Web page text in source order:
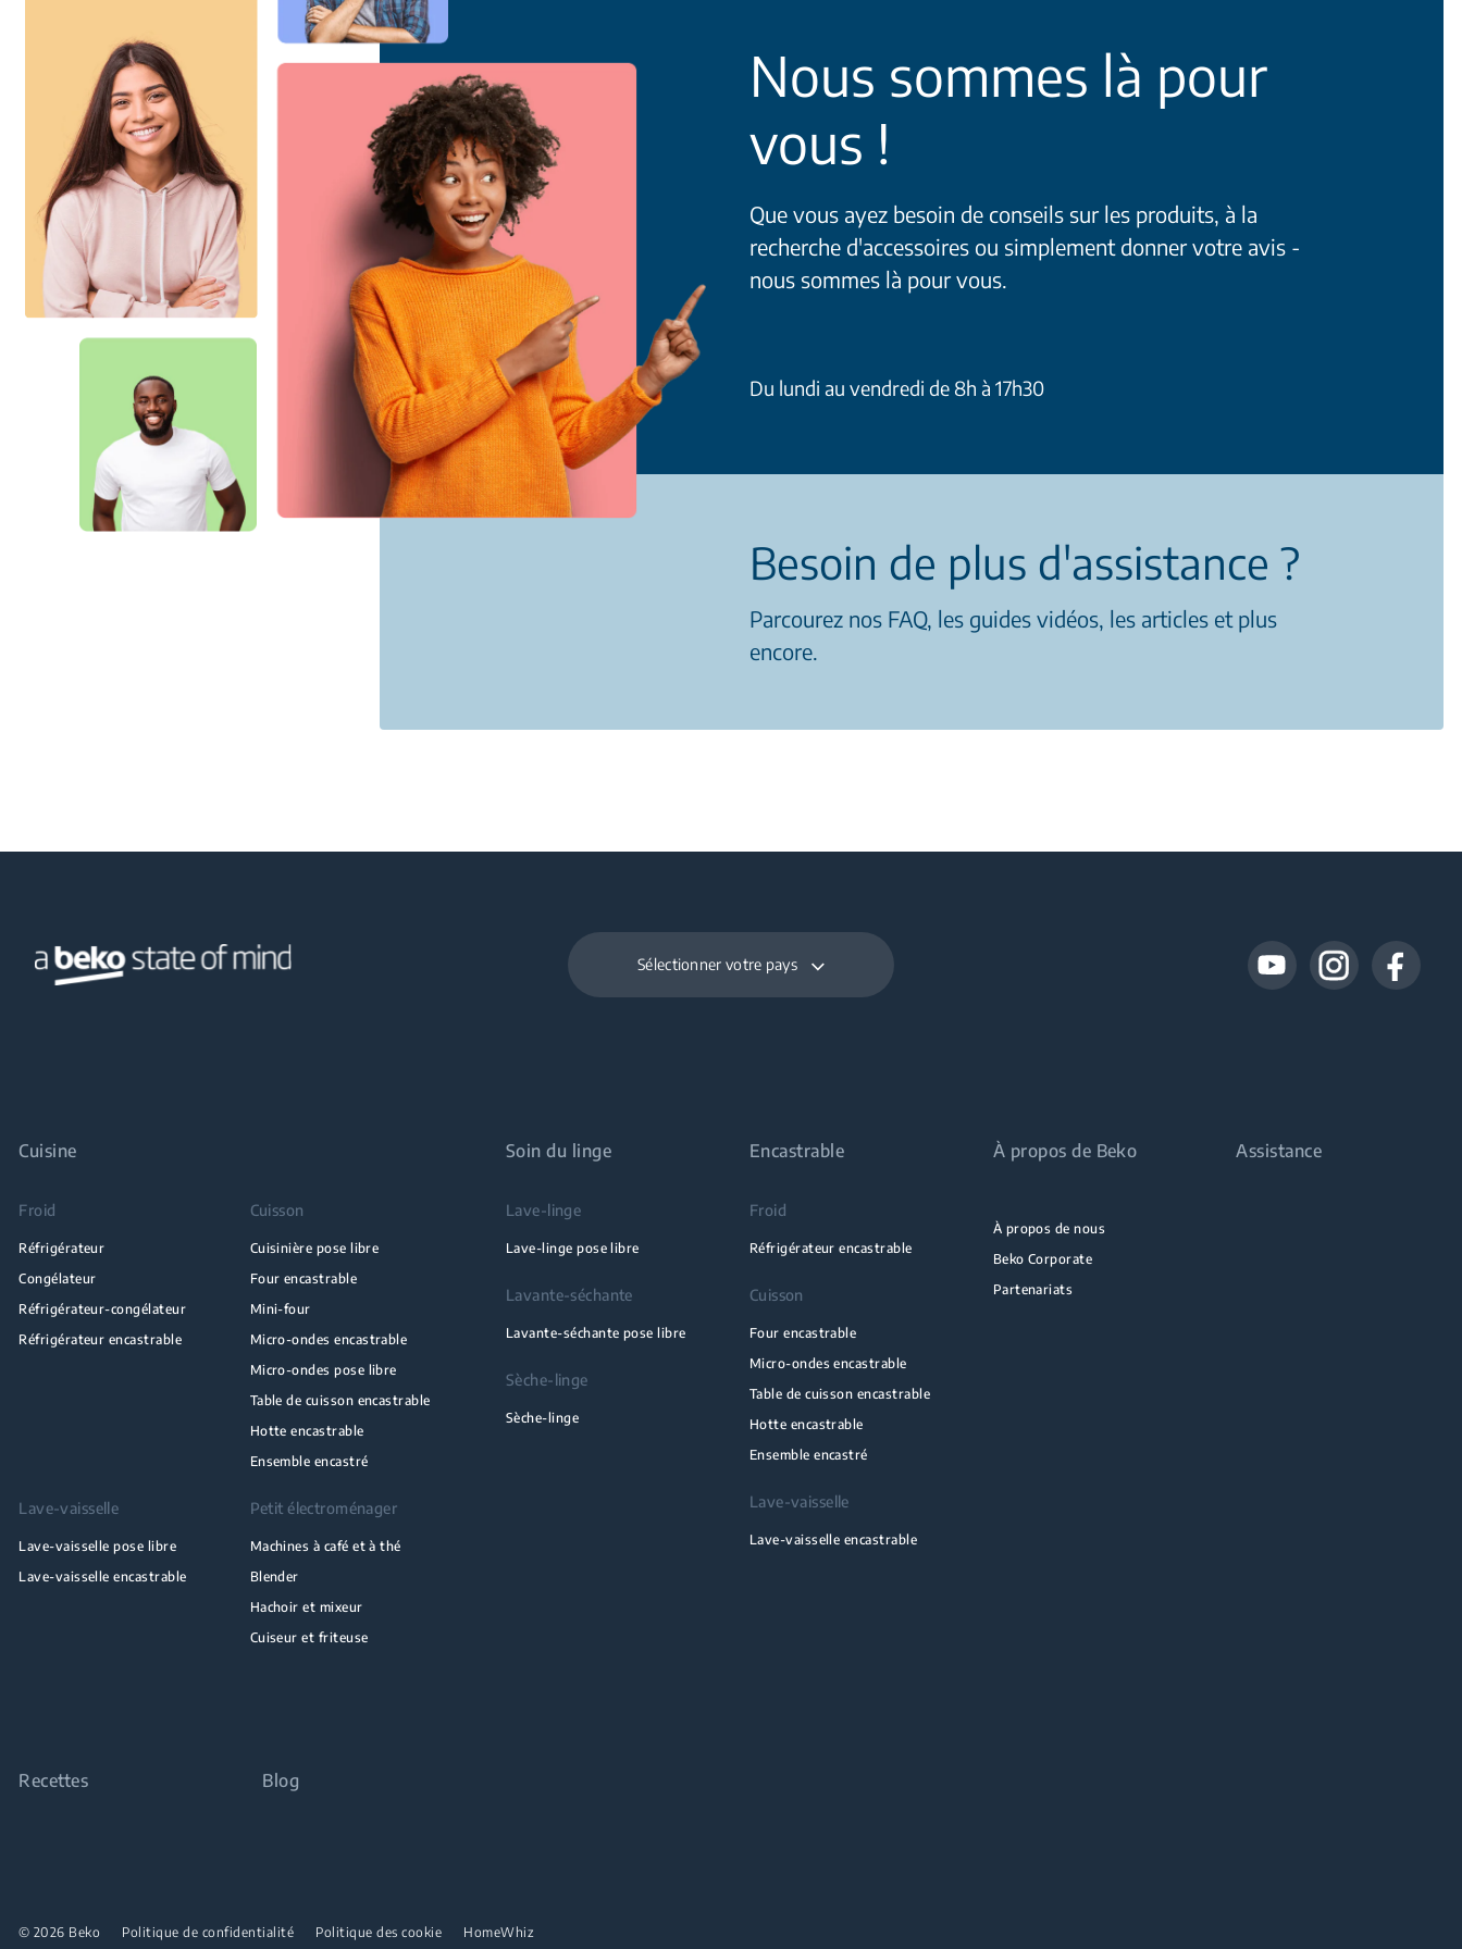
Nous sommes là pour
vous !
Que vous ayez besoin de conseils sur les produits, à la
recherche d'accessoires ou simplement donner votre avis -
nous sommes là pour vous.
Du lundi au vendredi de 8h à 17h30
Besoin de plus d'assistance ?
Parcourez nos FAQ, les guides vidéos, les articles et plus
encore.
Sélectionner votre pays
Cuisine
Froid
Réfrigérateur
Congélateur
Réfrigérateur-congélateur
Réfrigérateur encastrable
Cuisson
Cuisinière pose libre
Four encastrable
Mini-four
Micro-ondes encastrable
Micro-ondes pose libre
Table de cuisson encastrable
Hotte encastrable
Ensemble encastré
Lave-vaisselle
Lave-vaisselle pose libre
Lave-vaisselle encastrable
Petit électroménager
Machines à café et à thé
Blender
Hachoir et mixeur
Cuiseur et friteuse
Soin du linge
Lave-linge
Lave-linge pose libre
Lavante-séchante
Lavante-séchante pose libre
Sèche-linge
Sèche-linge
Encastrable
Froid
Réfrigérateur encastrable
Cuisson
Four encastrable
Micro-ondes encastrable
Table de cuisson encastrable
Hotte encastrable
Ensemble encastré
Lave-vaisselle
Lave-vaisselle encastrable
À propos de Beko
À propos de nous
Beko Corporate
Partenariats
Assistance
Recettes Blog
© 2026 Beko Politique de confidentialité Politique des cookie HomeWhiz